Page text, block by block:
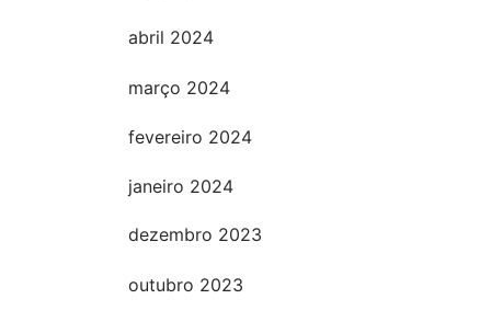
abril 2024
março 2024
fevereiro 2024
janeiro 2024
dezembro 2023
outubro 2023